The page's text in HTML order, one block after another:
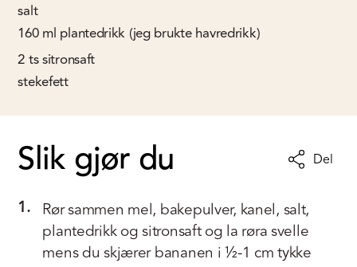
salt
160ml plantedrikk (jeg brukte havredrikk)
2tssitronsaft
stekefett
Slik gjør du Del
1. Rør sammen mel, bakepulver, kanel, salt,
plantedrikk og sitronsaft og la røra svelle
mens du skjærer bananen i ½-1 cm tykke